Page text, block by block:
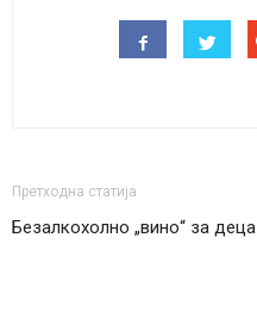
Претходна статија
Безалкохолно „вино“ за деца